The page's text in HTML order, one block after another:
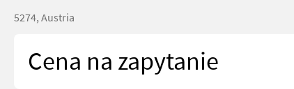
5274, Austria
Cena na zapytanie